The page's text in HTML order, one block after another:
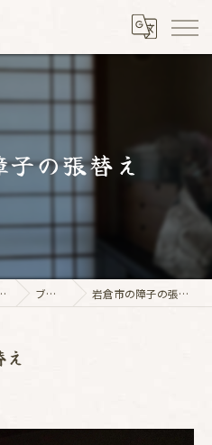
の張替え
金沢屋 岩倉店 ブログ 岩倉市の障子の張替え